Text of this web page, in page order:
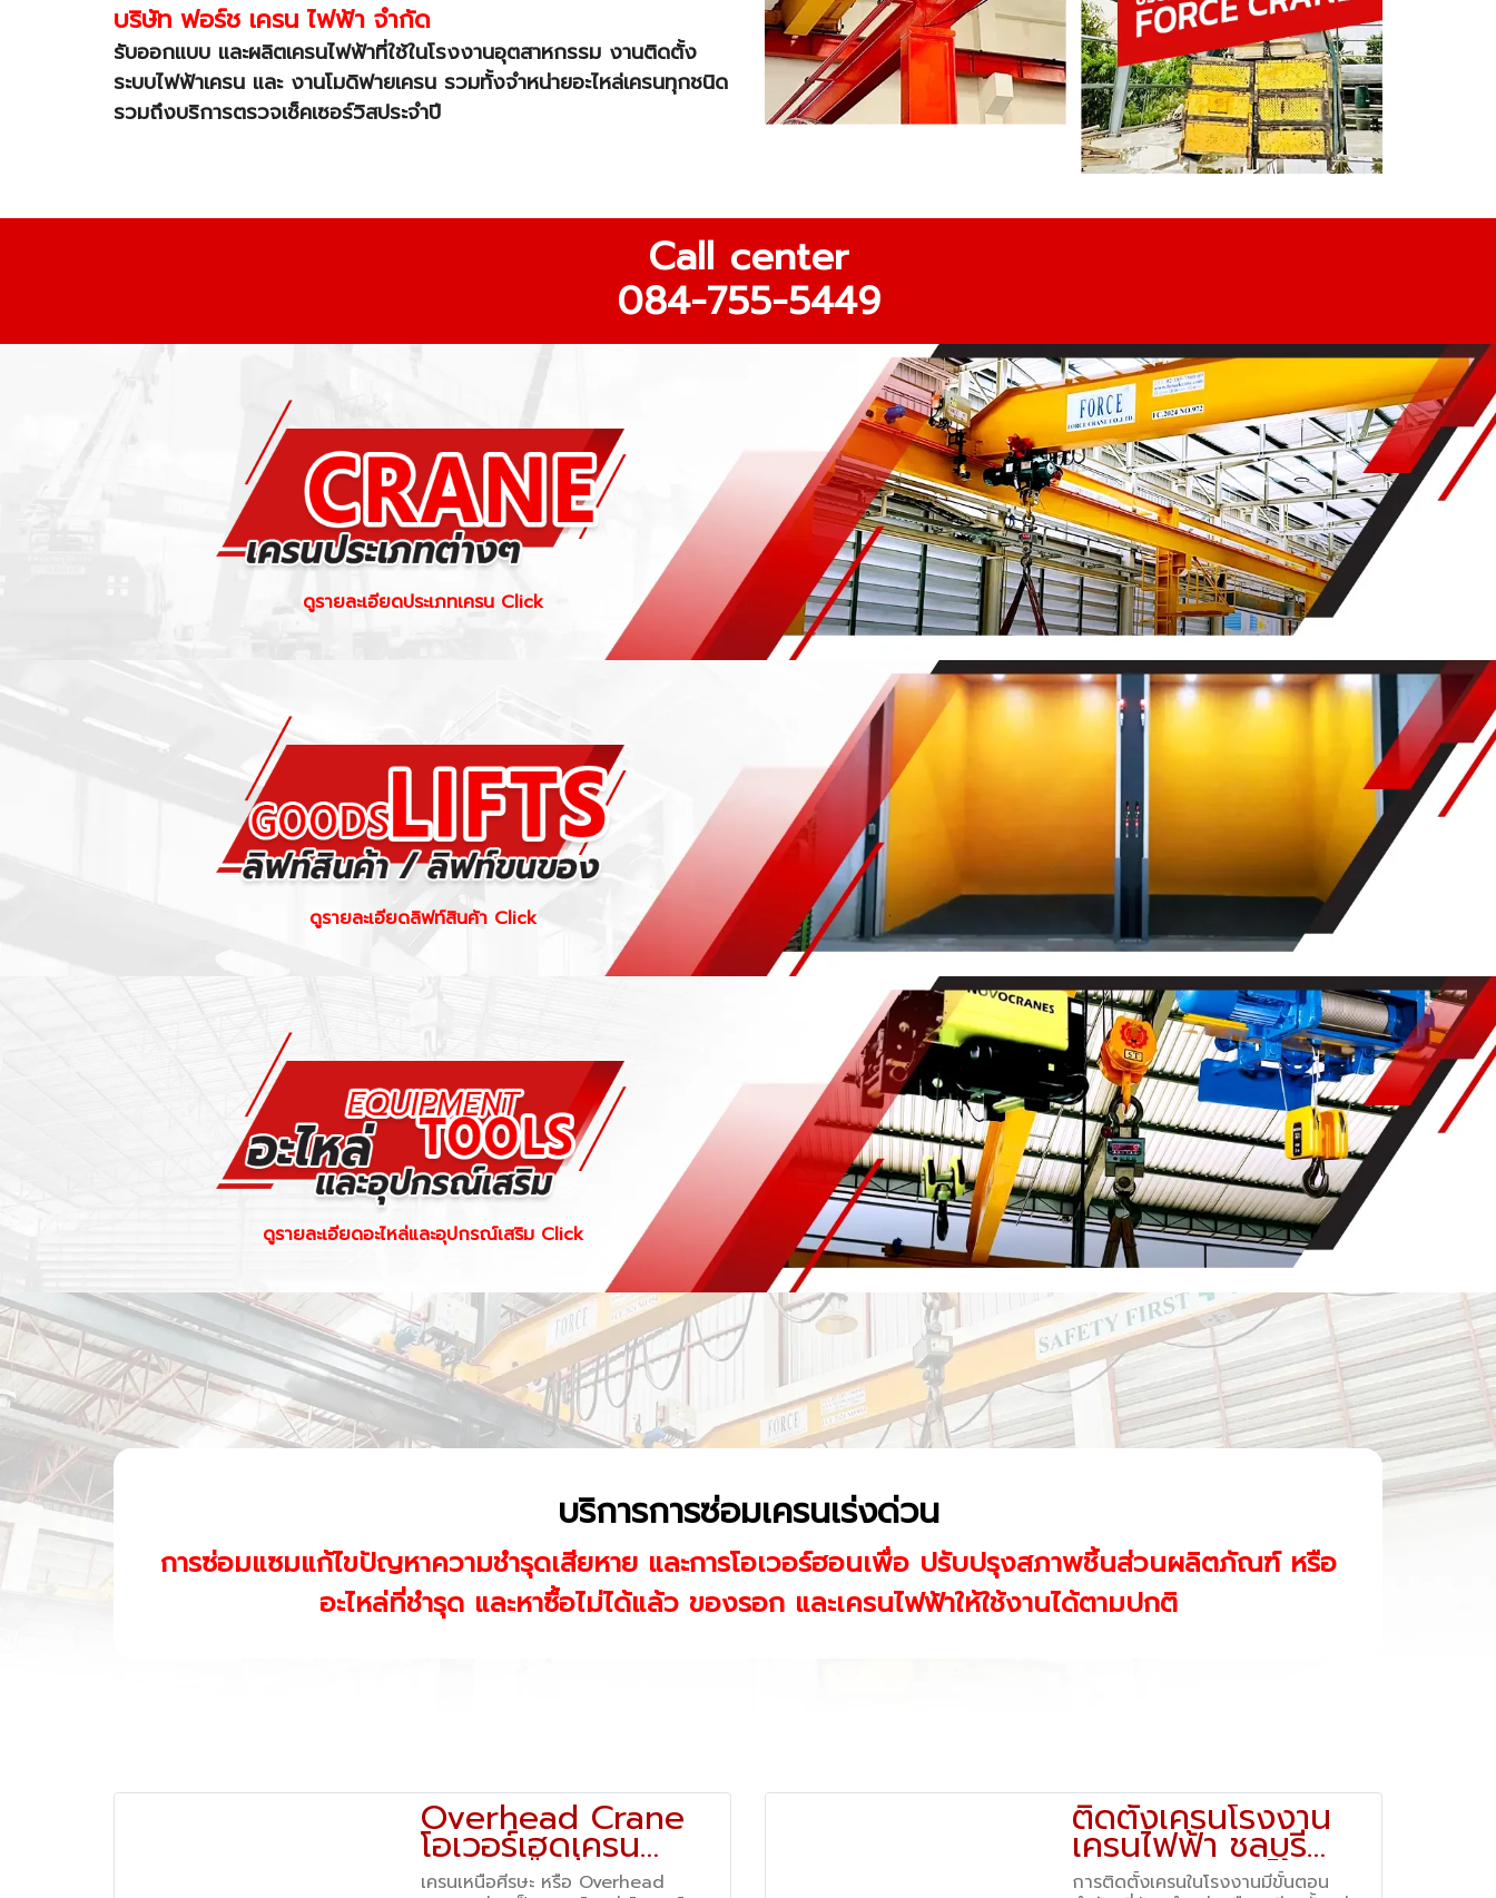
บริษัท ฟอร์ช เครน ไฟฟ้า จำกัด
รับออกแบบ และผลิตเครนไฟฟ้าที่ใช้ในโรงงานอุตสาหกรรม งานติดตั้ง
ระบบไฟฟ้าเครน และ งานโมดิฟายเครน รวมทั้งจำหน่ายอะไหล่เครนทุกชนิด
รวมถึงบริการตรวจเช็คเซอร์วิสประจำปี
Call center
084-755-5449
ดูรายละเอียดประเภทเครน Click
ดูรายละเอียดลิฟท์สินค้า Click
ดูรายละเอียดอะไหล่และอุปกรณ์เสริม Click
บริการการซ่อมเครนเร่งด่วน
การซ่อมแซมแก้ไขปัญหาความชำรุดเสียหาย และการโอเวอร์ฮอนเพื่อ ปรับปรุงสภาพชิ้นส่วนผลิตภัณฑ์ หรือ
อะไหล่ที่ชำรุด และหาซื้อไม่ได้แล้ว ของรอก และเครนไฟฟ้าให้ใช้งานได้ตามปกติ
Overhead Crane
โอเวอร์เฮดเครน
เครนเหนือศีรษะ
เครนเหนือศีรษะ หรือ Overhead
ติดตั้งเครนโรงงาน
เครนไฟฟ้า ชลบุรี
สมุทรปราการ โดย
การติดตั้งเครนในโรงงานมีขั้นตอน